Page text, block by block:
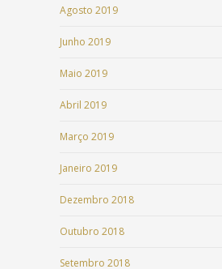
Agosto 2019
Junho 2019
Maio 2019
Abril 2019
Março 2019
Janeiro 2019
Dezembro 2018
Outubro 2018
Setembro 2018